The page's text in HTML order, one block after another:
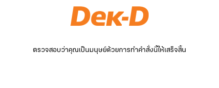
ตรวจสอบว่าคุณเป็นมนุษย์ด้วยการทำคำสั่งนี้ให้เสร็จสิ้น